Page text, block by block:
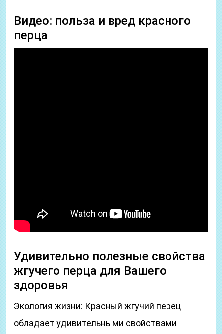
Видео: польза и вред красного
перца
Удивительно полезные свойства
жгучего перца для Вашего
здоровья
Экология жизни: Красный жгучий перец
обладает удивительными свойствами